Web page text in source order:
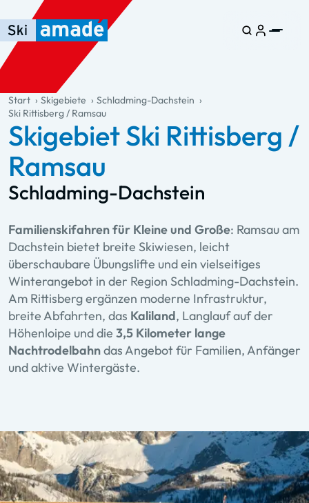
Zum Haupt-Inhalt springen
Springe zur Tabelle
Zur Haupt-Navigation springen
general.table-of-content
Start Skigebiete
Schladming-Dachstein
Ski Rittisberg / Ramsau
Skigebiet Ski Rittisberg /
Ramsau
Schladming-Dachstein
Familienskifahren für Kleine und Große: Ramsau am
Dachstein bietet breite Skiwiesen, leicht
überschaubare Übungslifte und ein vielseitiges
Winterangebot in der Region Schladming-Dachstein.
Am Rittisberg ergänzen moderne Infrastruktur,
breite Abfahrten, das Kaliland, Langlauf auf der
Höhenloipe und die 3,5 Kilometer lange
Nachtrodelbahndas Angebot für Familien, Anfänger
und aktive Wintergäste.